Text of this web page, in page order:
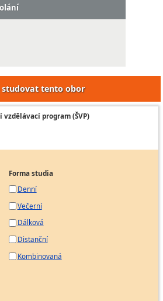
studovat tento obor
program (ŠVP)
Forma studia
Denní
Večerní
Dálková
Distanční
Kombinovaná